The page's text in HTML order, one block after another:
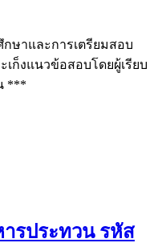
ษาและการเตรียมสอบ
เก็งแนวข้อสอบโดยผู้เรียบ
***
รประทวน รหัส